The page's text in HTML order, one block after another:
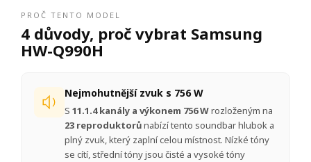
PROČ TENTO MODEL
4 důvody, proč vybrat Samsung
HW-Q990H
Nejmohutnější zvuk s 756 W
S 11.1.4 kanály a výkonem 756 Wrozloženým na
23 reproduktorůnabízí tento soundbar hlubok a
plný zvuk, který zaplní celou místnost. Nízké tóny
se cítí, střední tóny jsou čisté a vysoké tóny